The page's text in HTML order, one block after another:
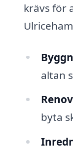
krävs för
altan
byta